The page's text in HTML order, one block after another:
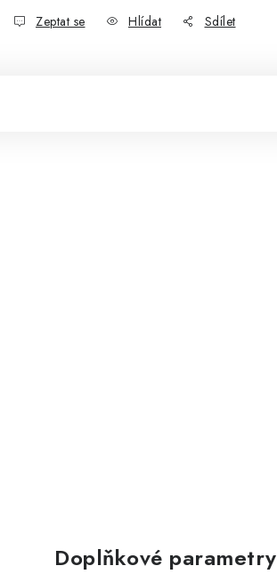
Zeptat se Hlídat Sdílet
Doplňkové parametry